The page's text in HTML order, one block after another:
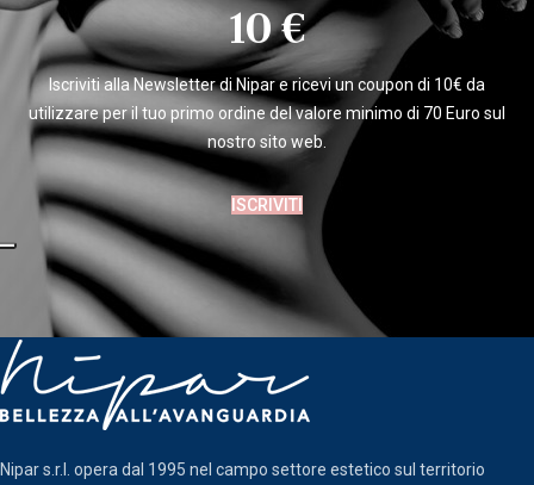
10 €
Iscriviti alla Newsletter di Nipar e ricevi un coupon di 10€ da
utilizzare per il tuo primo ordine del valore minimo di 70 Euro sul
nostro sito web.
ISCRIVITI
Nipar s.r.l. opera dal 1995 nel campo settore estetico sul territorio